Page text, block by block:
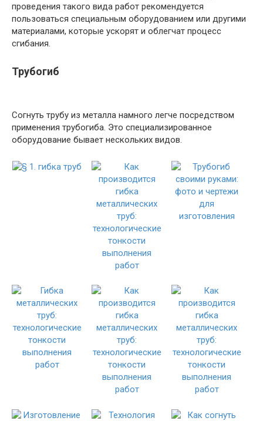
проведения такого вида работ рекомендуется
пользоваться специальным оборудованием или другими
материалами, которые ускорят и облегчат процесс
сгибания.
Трубогиб
Согнуть трубу из металла намного легче посредством
применения трубогиба. Это специализированное
оборудование бывает нескольких видов.